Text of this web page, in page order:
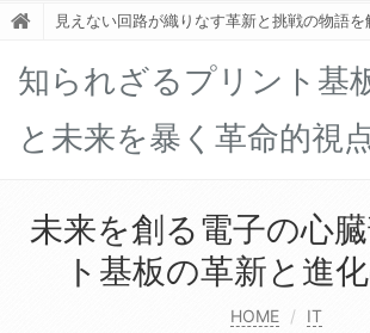
見えない回路が織りなす革新と挑戦の物語
知られざるプリント基
と未来を暴く革命的視
未来を創る電子の心
ト基板の革新と進
HOME
IT